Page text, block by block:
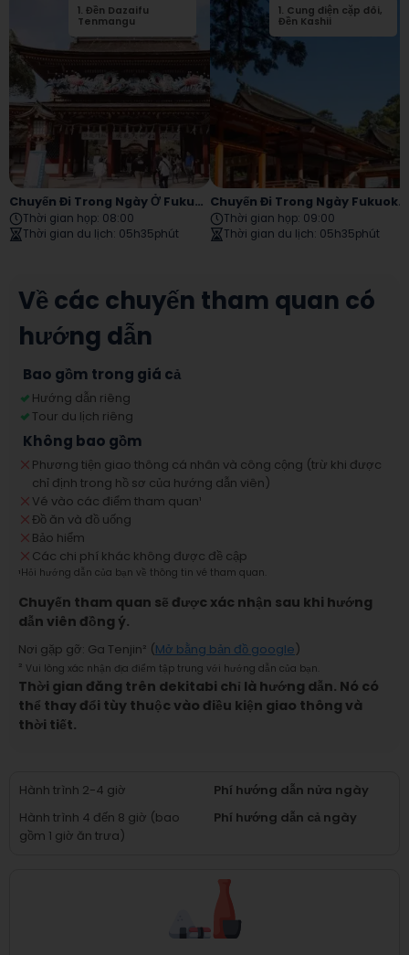
1. Đền Dazaifu
Tenmangu
Chuyến Đi Trong Ngày Ở Fukuoka Dazaifu
Thời gian họp: 08:00
Thời gian du lịch: 05h35phút
1. Cung điện cặp đôi,
Đền Kashii
Chuyến Đi Trong Ngày Fukuoka Nanzoin Kashiigu
Thời gian họp: 09:00
Thời gian du lịch: 05h35phút
Về các chuyến tham quan có
hướng dẫn
Bao gồm trong giá cả
Hướng dẫn riêng
Tour du lịch riêng
Không bao gồm
Phương tiện giao thông cá nhân và công cộng (trừ khi được
chỉ định trong hồ sơ của hướng dẫn viên)
Vé vào các điểm tham quan¹
Đồ ăn và đồ uống
Bảo hiểm
Các chi phí khác không được đề cập
¹Hỏi hướng dẫn của bạn về thông tin vé tham quan.
Chuyến tham quan sẽ được xác nhận sau khi hướng
dẫn viên đồng ý.
Nơi gặp gỡ: Ga Tenjin² (Mở bằng bản đồ google)
² Vui lòng xác nhận địa điểm tập trung với hướng dẫn của bạn.
Thời gian đăng trên dekitabi chỉ là hướng dẫn. Nó có
thể thay đổi tùy thuộc vào điều kiện giao thông và
thời tiết.
Hành trình 2-4 giờ
Phí hướng dẫn nửa ngày
Hành trình 4 đến 8 giờ (bao
gồm 1 giờ ăn trưa)
Phí hướng dẫn cả ngày